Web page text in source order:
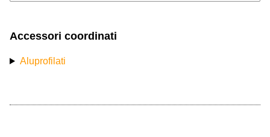
Accessori coordinati
Aluprofilati